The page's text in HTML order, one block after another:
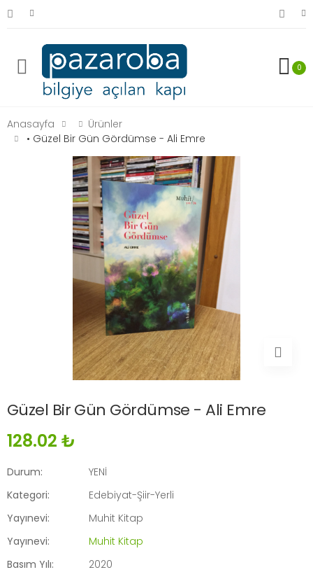
0
Anasayfa
Ürünler
• Güzel Bir Gün Gördümse - Ali Emre
Güzel Bir Gün Gördümse - Ali Emre
128.02 ₺
Durum:
YENİ
Kategori:
Edebiyat-Şiir-Yerli
Yayınevi:
Muhit Kitap
Yayınevi:
Muhit Kitap
Basım Yılı:
2020